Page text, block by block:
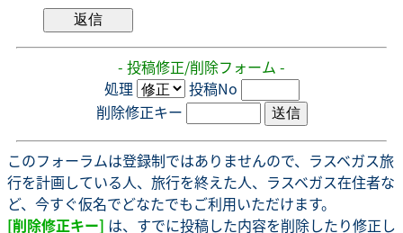
- 投稿修正/削除フォーム -
処理
投稿No
削除修正キー
このフォーラムは登録制ではありませんので、ラスベガス旅
行を計画している人、旅行を終えた人、ラスベガス在住者な
ど、今すぐ仮名でどなたでもご利用いただけます。
[削除修正キー] は、すでに投稿した内容を削除したり修正し